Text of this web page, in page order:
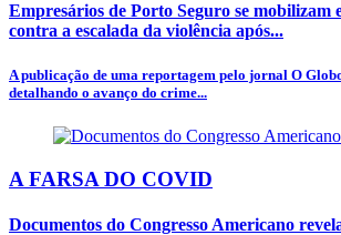
Empresários de Porto Seguro se mobilizam
contra a escalada da violência após...
A publicação de uma reportagem pelo jornal O
detalhando o avanço do crime...
A FARSA DO COVID
Documentos do Congresso Americano